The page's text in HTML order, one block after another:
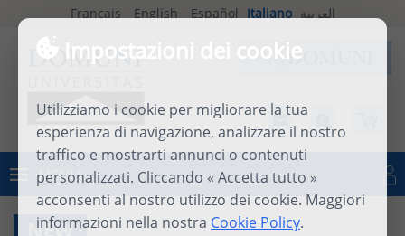
Impostazioni dei cookie
Utilizziamo i cookie per migliorare la tua
esperienza di navigazione, analizzare il nostro
traffico e mostrarti annunci o contenuti
personalizzati. Cliccando « Accetta tutto »
acconsenti al nostro utilizzo dei cookie. Maggiori
informazioni nella nostra Cookie Policy.
Français English Español Italiano العربية
MENU Connettersi
NEW